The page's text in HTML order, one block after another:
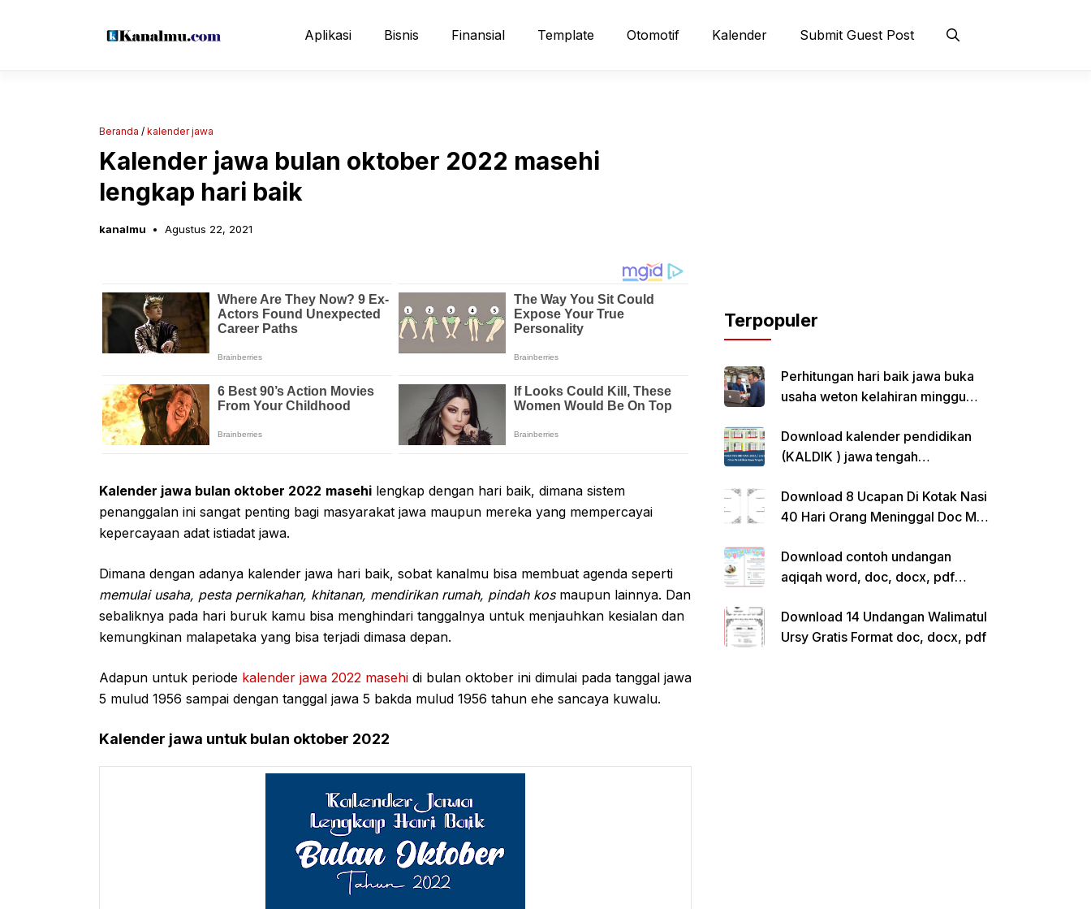
Aplikasi Bisnis Finansial Template Otomotif Kalender Submit Guest Post
Beranda / kalender jawa
Kalender jawa bulan oktober 2022 masehi
lengkap hari baik
kanalmu Agustus 22, 2021
Kalender jawa bulan oktober 2022 masehi lengkap dengan hari baik, dimana sistem
penanggalan ini sangat penting bagi masyarakat jawa maupun mereka yang mempercayai
kepercayaan adat istiadat jawa.
Dimana dengan adanya kalender jawa hari baik, sobat kanalmu bisa membuat agenda seperti
memulai usaha, pesta pernikahan, khitanan, mendirikan rumah, pindah kosmaupun lainnya. Dan
sebaliknya pada hari buruk kamu bisa menghindari tanggalnya untuk menjauhkan kesialan dan
kemungkinan malapetaka yang bisa terjadi dimasa depan.
Adapun untuk periode kalender jawa 2022 masehi di bulan oktober ini dimulai pada tanggal jawa
5 mulud 1956 sampai dengan tanggal jawa 5 bakda mulud 1956 tahun ehe sancaya kuwalu.
Kalender jawa untuk bulan oktober 2022
Terpopuler
Perhitungan hari baik jawa buka
usaha weton kelahiran minggu
Download kalender pendidikan
(KALDIK ) jawa tengah
Download 8 Ucapan Di Kotak Nasi
40 Hari Orang Meninggal Doc Ms.
Download contoh undangan
aqiqah word, doc, docx, pdf
Download 14 Undangan Walimatul
Ursy Gratis Format doc, docx, pdf